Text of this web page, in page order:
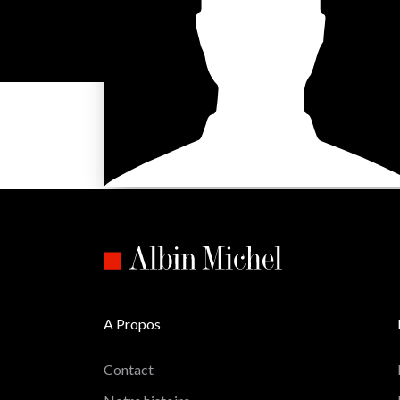
A Propos
Contact